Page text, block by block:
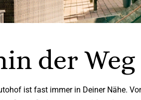
der
ist fast immer in Deiner Nähe.